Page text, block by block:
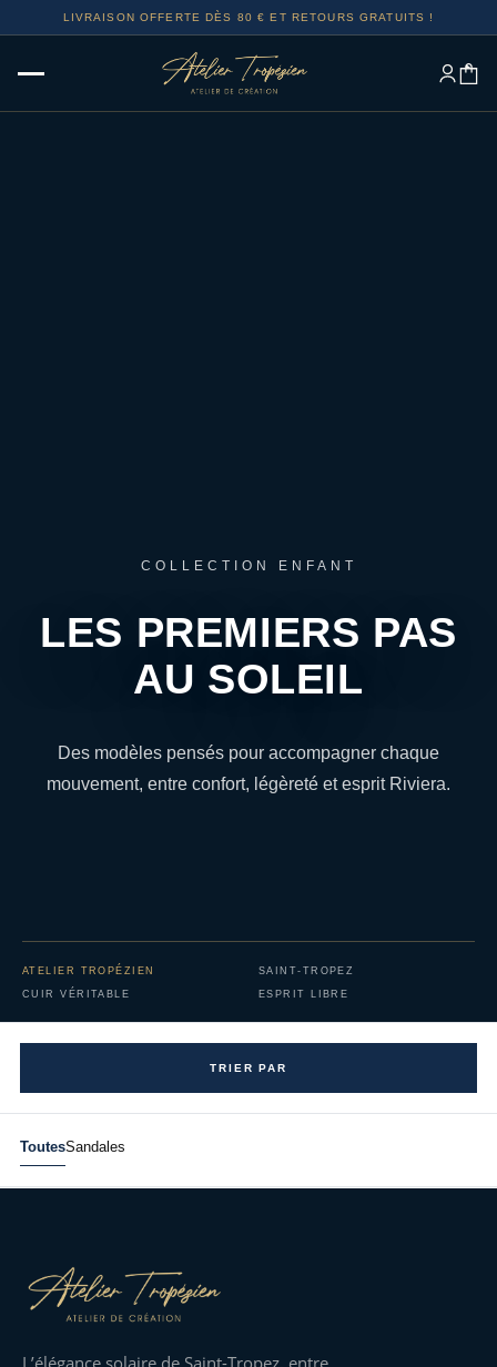
LIVRAISON OFFERTE DÈS 80 € ET RETOURS GRATUITS !
COLLECTION ENFANT
LES PREMIERS PAS
AU SOLEIL
Des modèles pensés pour accompagner chaque
mouvement, entre confort, légèreté et esprit Riviera.
ATELIER TROPÉZIEN SAINT-TROPEZ
CUIR VÉRITABLE ESPRIT LIBRE
TRIER PAR
ToutesSandales
L’élégance solaire de Saint-Tropez, entre